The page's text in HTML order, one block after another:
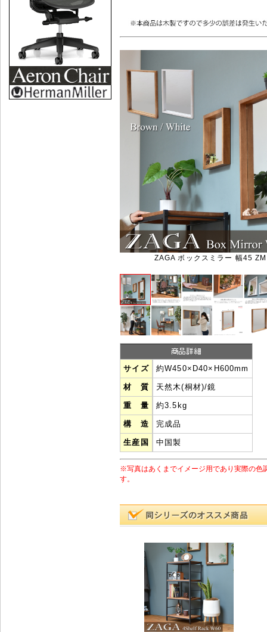
ZAGA ボックスミラー 幅45
サイズ 約W450×D40×H600mm
材 質 天然木(桐材)/鏡
重 量 約3.5kg
構 造 完成品
生産国 中国製
※写真はあくまでイメージ用であり実際の色
す。